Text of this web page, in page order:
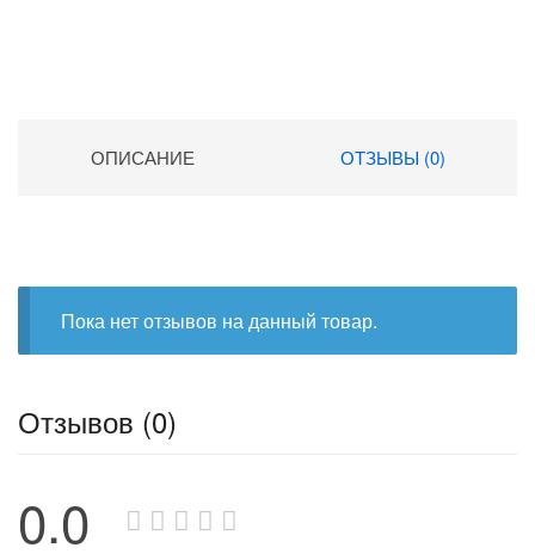
ОПИСАНИЕ ОТЗЫВЫ (0)
Пока нет отзывов на данный товар.
Отзывов (0)
0.0